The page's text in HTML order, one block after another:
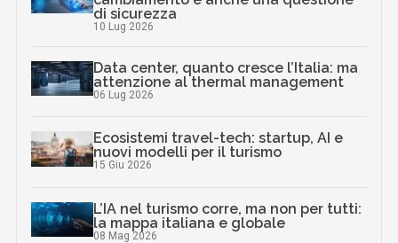
di sicurezza
10 Lug 2026
Data center, quanto cresce l’Italia: ma
attenzione al thermal management
06 Lug 2026
Ecosistemi travel-tech: startup, AI e
nuovi modelli per il turismo
15 Giu 2026
L’IA nel turismo corre, ma non per tutti:
la mappa italiana e globale
08 Mag 2026